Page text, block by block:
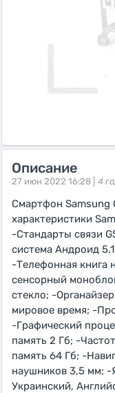
Описание
27 июн 2022 16:28 | 4
Смартфон Samsung
характеристики
-Стандарты связи
система Андроид
-Телефонная книга
сенсорный
стекло; -
мировое время; -
-Графический
память 2 Гб; -
память 64 Гб; -
наушников 3,5 мм; -
Украинский,